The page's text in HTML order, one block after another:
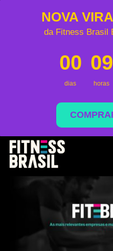
NOVA
da Fitness Brasil
00
dias
09
horas
Skip
content